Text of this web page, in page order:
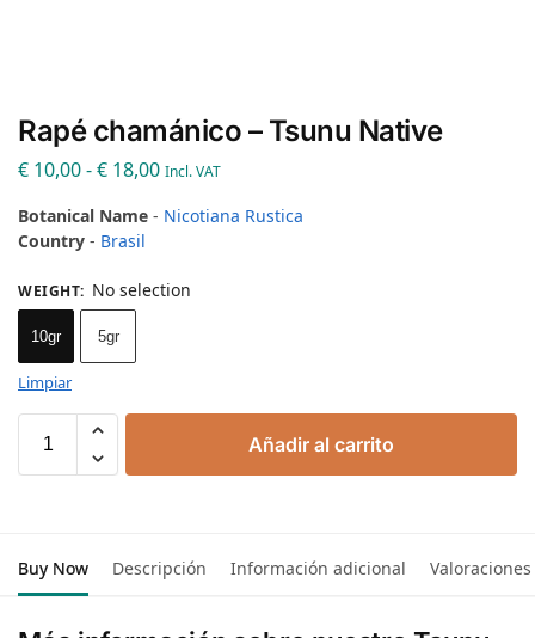
Rapé chamánico – Tsunu Native
€ 10,00-€ 18,00 Incl. VAT
Botanical Name - Nicotiana Rustica
Country - Brasil
WEIGHT: No selection
10gr 5gr
Limpiar
Añadir al carrito
Buy Now Descripción Información adicional Valoraciones